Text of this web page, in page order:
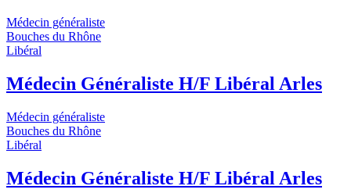
Médecin généraliste
Bouches du Rhône
Libéral
Médecin Généraliste H/F Libéral Arles
Médecin généraliste
Bouches du Rhône
Libéral
Médecin Généraliste H/F Libéral Arles